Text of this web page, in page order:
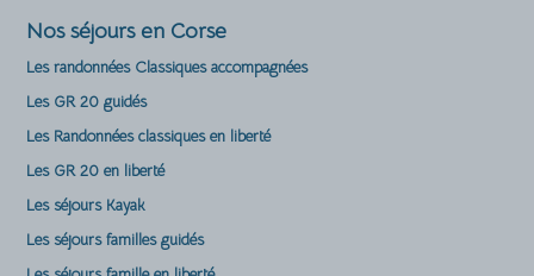
Nos séjours en Corse
Les randonnées Classiques accompagnées
Les GR 20 guidés
Les Randonnées classiques en liberté
Les GR 20 en liberté
Les séjours Kayak
Les séjours familles guidés